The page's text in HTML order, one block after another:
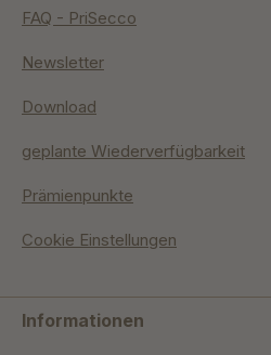
FAQ - PriSecco
Newsletter
Download
geplante Wiederverfügbarkeit
Prämienpunkte
Cookie Einstellungen
Informationen